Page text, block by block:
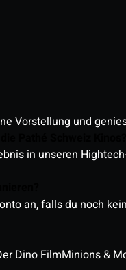
Vorstellung und
in unseren
an, falls du noch
Dino FilmMinions &